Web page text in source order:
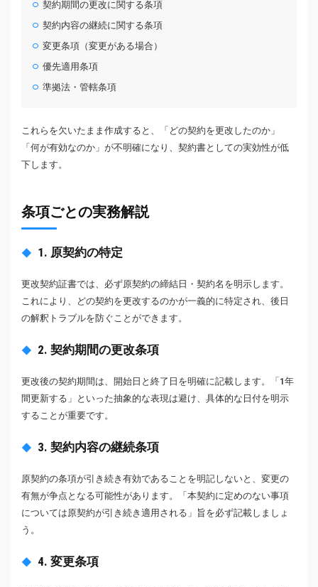
契約期間の更改に関する条項
契約内容の継続に関する条項
変更条項（変更がある場合）
優先適用条項
準拠法・管轄条項
これらを欠いたまま作成すると、「どの契約を更改したのか」
「何が有効なのか」が不明確になり、契約書としての実効性が低
下します。
条項ごとの実務解説
1. 原契約の特定
更改契約証書では、必ず原契約の締結日・契約名を明示します。
これにより、どの契約を更改するのかが一義的に特定され、後日
の解釈トラブルを防ぐことができます。
2. 契約期間の更改条項
更改後の契約期間は、開始日と終了日を明確に記載します。「1年
間更新する」といった抽象的な表現は避け、具体的な日付を明示
することが重要です。
3. 契約内容の継続条項
原契約の条項が引き続き有効であることを明記しないと、変更の
有無が争点となる可能性があります。「本契約に定めのない事項
については原契約が引き続き適用される」旨を必ず記載しましょ
う。
4. 変更条項